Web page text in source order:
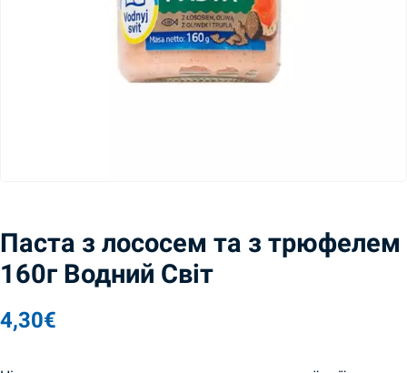
Паста з лососем та з трюфелем
160г Водний Світ
4,30€